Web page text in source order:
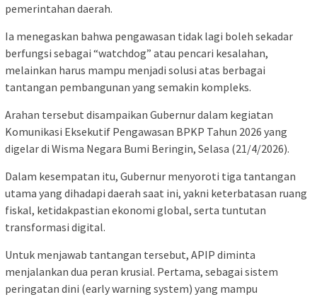
pemerintahan daerah.
Ia menegaskan bahwa pengawasan tidak lagi boleh sekadar
berfungsi sebagai “watchdog” atau pencari kesalahan,
melainkan harus mampu menjadi solusi atas berbagai
tantangan pembangunan yang semakin kompleks.
Arahan tersebut disampaikan Gubernur dalam kegiatan
Komunikasi Eksekutif Pengawasan BPKP Tahun 2026 yang
digelar di Wisma Negara Bumi Beringin, Selasa (21/4/2026).
Dalam kesempatan itu, Gubernur menyoroti tiga tantangan
utama yang dihadapi daerah saat ini, yakni keterbatasan ruang
fiskal, ketidakpastian ekonomi global, serta tuntutan
transformasi digital.
Untuk menjawab tantangan tersebut, APIP diminta
menjalankan dua peran krusial. Pertama, sebagai sistem
peringatan dini (early warning system) yang mampu